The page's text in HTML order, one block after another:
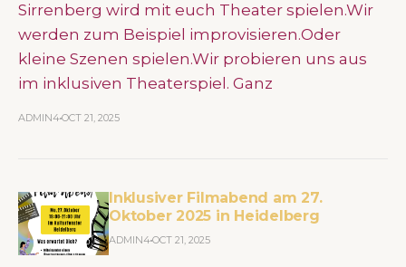
Sirrenberg wird mit euch Theater spielen.Wir
werden zum Beispiel improvisieren.Oder
kleine Szenen spielen.Wir probieren uns aus
im inklusiven Theaterspiel. Ganz
ADMIN4OCT 21, 2025
Inklusiver Filmabend am 27.
Oktober 2025 in Heidelberg
ADMIN4OCT 21, 2025